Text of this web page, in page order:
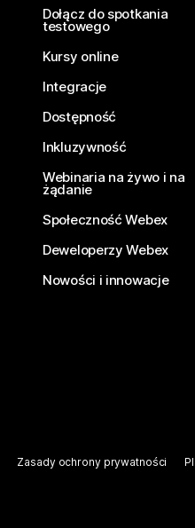
Dołącz do spotkania
testowego
Kursy online
Integracje
Dostępność
Inkluzywność
Webinaria na żywo i na
żądanie
Społeczność Webex
Deweloperzy Webex
Nowości i innowacje
Zasady ochrony prywatności